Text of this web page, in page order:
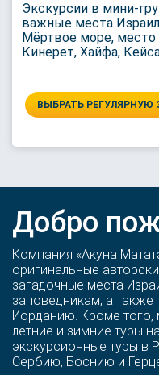
Экскурсии в мини-
важные места
Мёртвое море,
Кинерет, Хайфа,
ВЫБРАТЬ РЕГУЛЯРНУЮ
Добро
Компания «Акуна
оригинальные
загадочные места
заповедникам, а также
Иорданию. Кроме того,
летние и зимние туры
экскурсионные туры
Сербию, Боснию и